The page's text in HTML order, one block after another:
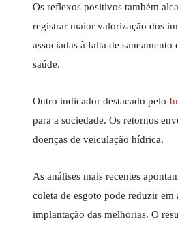
Os reflexos positivos também
registrar maior valorização dos
associadas à falta de
saúde.
Outro indicador destacado pelo
para a sociedade. Os retornos
doenças de veiculação hídrica.
As análises mais recentes
coleta de esgoto pode reduzir em
implantação das melhorias. O